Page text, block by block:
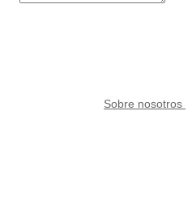
Sobre nosotros